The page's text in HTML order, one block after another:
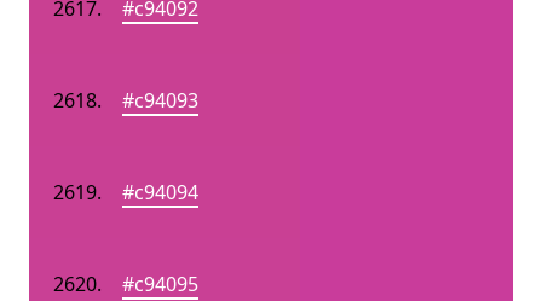
#c94092
#c94093
#c94094
#c94095